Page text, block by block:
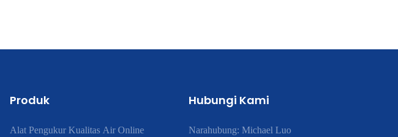
Produk
Alat Pengukur Kualitas Air Online
Hubungi Kami
Narahubung: Michael Luo